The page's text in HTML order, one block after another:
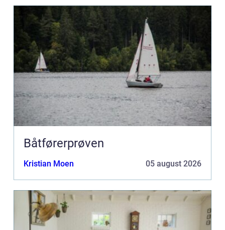
Båtførerprøven
Kristian Moen 05 august 2026